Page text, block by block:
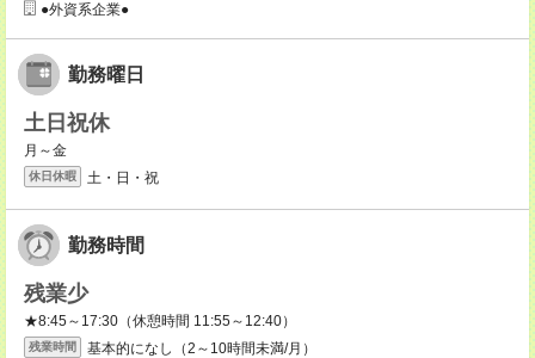
●外資系企業●
勤務曜日
土日祝休
月～金
休日休暇 土・日・祝
勤務時間
残業少
★8:45～17:30（休憩時間 11:55～12:40）
残業時間 基本的になし（2～10時間未満/月）